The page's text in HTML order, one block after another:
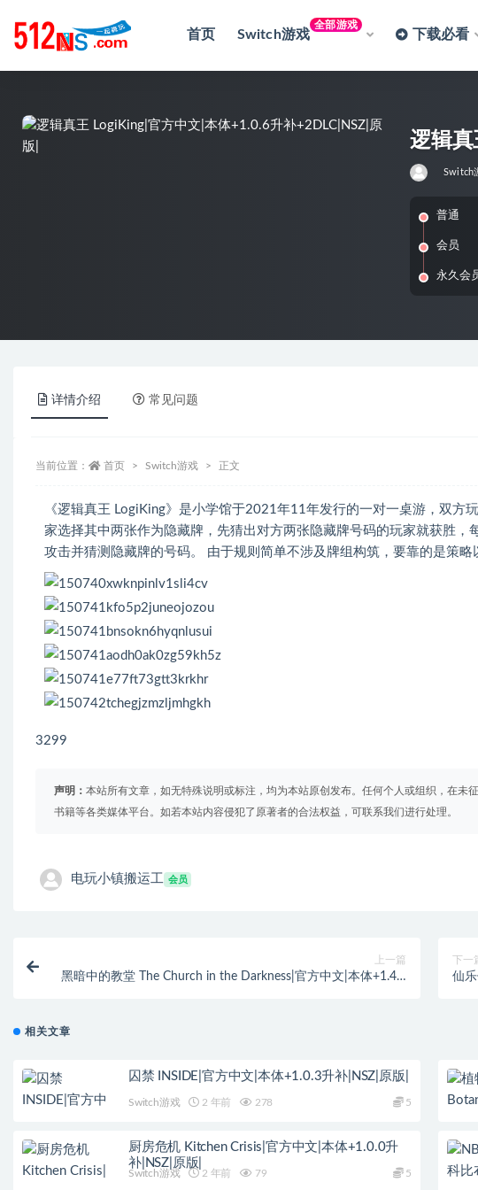
首页 Switch游戏
全部游戏
下载必看
逻辑真
Switch
普通
会员
永久会
详情介绍 常见问题
当前位置： 首页 Switch游戏 正文
《逻辑真王 LogiKing》是小学馆于2021年11年发行的一对一桌游，双
家选择其中两张作为隐藏牌，先猜出对方两张隐藏牌号码的玩家就获胜
攻击并猜测隐藏牌的号码。 由于规则简单不涉及牌组构筑，要靠的是策
3299
声明： 本站所有文章，如无特殊说明或标注，均为本站原创发布。任何个人或组织，在未
书籍等各类媒体平台。如若本站内容侵犯了原著者的合法权益，可联系我们进行处理。
电玩小镇搬运工 会员
上一篇
黑暗中的教堂 The Church in the Darkness|官方中文|本体+1.4.3
下一
仙
相关文章
囚禁 INSIDE|官方中文|本体+1.0.3升补|NSZ|原版|
Switch游戏 2 年前 278 5
厨房危机 Kitchen Crisis|官方中文|本体+1.0.0升
补|NSZ|原版|
Switch游戏 2 年前 79 5